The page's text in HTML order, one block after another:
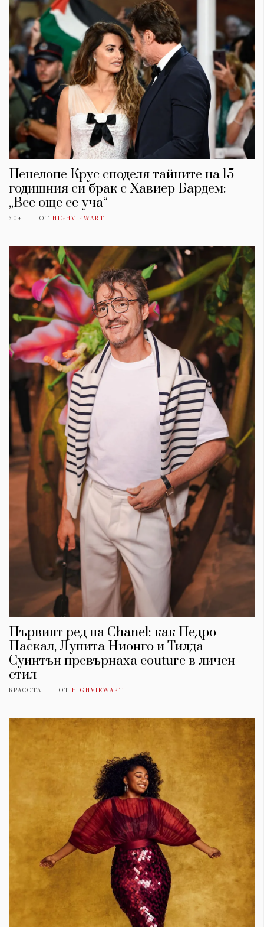
Пенелопе Крус споделя тайните на 15-
годишния си брак с Хавиер Бардем:
„Все още се уча“
30+ ОТ HIGHVIEWART
Първият ред на Chanel: как Педро
Паскал, Лупита Нионго и Тилда
Суинтън превърнаха couture в личен
стил
КРАСОТА ОТ HIGHVIEWART